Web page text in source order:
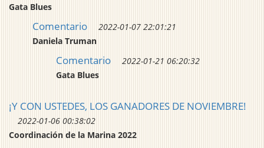
Gata Blues
Comentario
2022-01-07 22:01:21
Daniela Truman
Comentario
2022-01-21 06:20:32
Gata Blues
¡Y CON USTEDES, LOS GANADORES DE NOVIEMBRE!
2022-01-06 00:38:02
Coordinación de la Marina 2022